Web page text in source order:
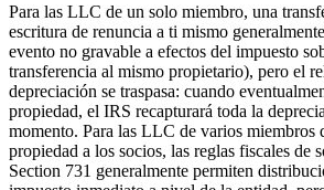
Para las LLC de un solo miembro, una
escritura de renuncia a ti mismo
evento no gravable a efectos del impuesto
transferencia al mismo propietario), pero el
depreciación se traspasa: cuando
propiedad, el IRS recapturará toda la
momento. Para las LLC de varios miembros
propiedad a los socios, las reglas fiscales de
Section 731 generalmente permiten